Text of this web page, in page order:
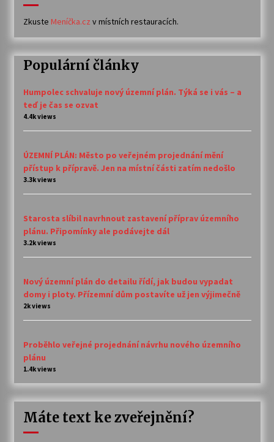
Zkuste Meníčka.cz v místních restauracích.
Populární články
Humpolec schvaluje nový územní plán. Týká se i vás – a
teď je čas se ozvat
4.4k views
ÚZEMNÍ PLÁN: Město po veřejném projednání mění
přístup k přípravě. Jen na místní části zatím nedošlo
3.3k views
Starosta slíbil navrhnout zastavení příprav územního
plánu. Připomínky ale podávejte dál
3.2k views
Nový územní plán do detailu řídí, jak budou vypadat
domy i ploty. Přízemní dům postavíte už jen výjimečně
2k views
Proběhlo veřejné projednání návrhu nového územního
plánu
1.4k views
Máte text ke zveřejnění?